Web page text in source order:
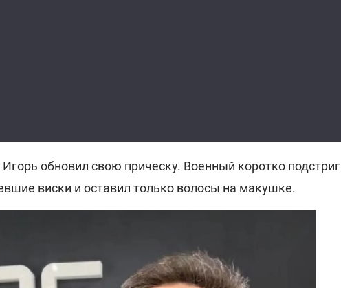
обновил свою прическу. Военный коротко подстриг
виски и оставил только волосы на макушке.